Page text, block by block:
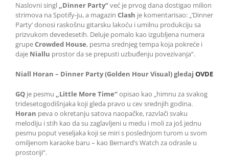
Naslovni singl „Dinner Party“već je prvog dana dostigao milion
strimova na Spotify-ju, a magazin Clash je komentarisao: „’Dinner
Party’ donosi raskošnu gitarsku lakoću i umilnu produkciju sa
prizvukom devedesetih. Deluje pomalo kao izgubljena numera
grupeCrowded House, pesma srednjeg tempa koja pokreće i
daje Niallu prostor da se prepusti uzbuđenju povezivanja“.
Niall Horan – Dinner Party (Golden Hour Visual) gledaj OVDE
GQ je pesmu „Little More Time“opisao kao „himnu za svakog
tridesetogodišnjaka koji gleda pravo u cev srednjih godina.
Horan peva o okretanju satova naopačke, razvlači svaku
melodiju i stih kao da su zaglavljeni u medu i moli za još jednu
pesmu poput veseljaka koji se miri s poslednjom turom u svom
omiljenom karaoke baru – kao Bernard’s Watch za odrasle u
prostoriji“.